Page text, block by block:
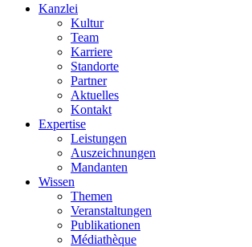
Kanzlei
Kultur
Team
Karriere
Standorte
Partner
Aktuelles
Kontakt
Expertise
Leistungen
Auszeichnungen
Mandanten
Wissen
Themen
Veranstaltungen
Publikationen
Médiathèque